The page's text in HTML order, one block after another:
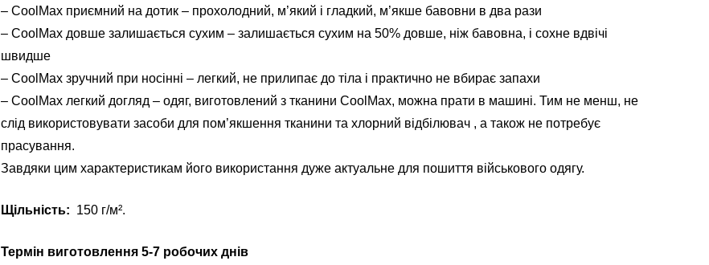
– CoolMax приємний на дотик – прохолодний, м’який і гладкий, м’якше бавовни в два рази
– CoolMax довше залишається сухим – залишається сухим на 50% довше, ніж бавовна, і сохне вдвічі
швидше
– CoolMax зручний при носінні – легкий, не прилипає до тіла і практично не вбирає запахи
– CoolMax легкий догляд – одяг, виготовлений з тканини CoolMax, можна прати в машині. Тим не менш, не
слід використовувати засоби для пом’якшення тканини та хлорний відбілювач , а також не потребує
прасування.
Завдяки цим характеристикам його використання дуже актуальне для пошиття військового одягу.
Щільність: 150 г/м².
Термін виготовлення 5-7 робочих днів